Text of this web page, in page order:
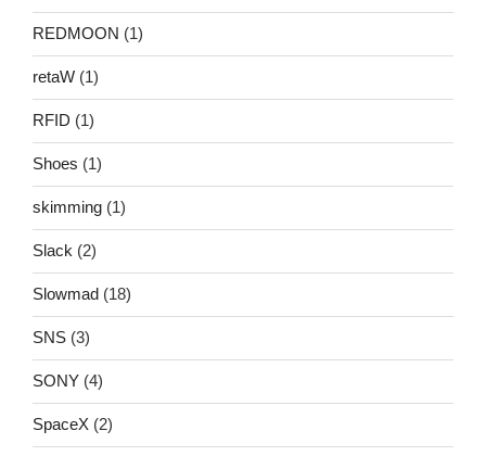
REDMOON (1)
retaW (1)
RFID (1)
Shoes (1)
skimming (1)
Slack (2)
Slowmad (18)
SNS (3)
SONY (4)
SpaceX (2)